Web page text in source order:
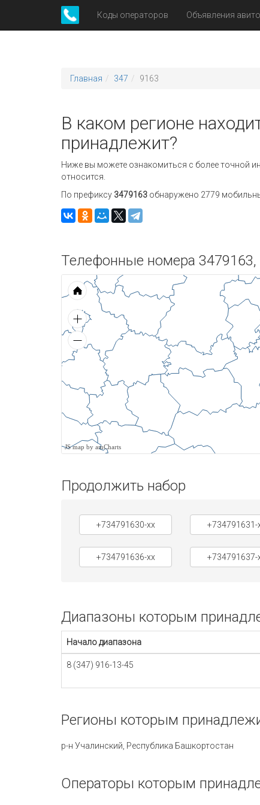
Коды операторов Объявления авито
Главная 347 9163
В каком регионе
принадлежит?
Ниже вы можете ознакомиться с более точной
относится.
По префиксу 3479163 обнаружено 2779
Телефонные номера 3479163,
JS map by amCharts
Продолжить набор
+734791630-xx +734791631-
+734791636-xx +734791637-
Диапазоны которым
Начало диапазона
8 (347) 916-13-45
Регионы которым
р-н Учалинский, Республика Башкортостан
Операторы которым